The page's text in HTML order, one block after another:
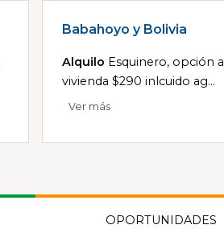
Babahoyo y Bolivia
Alquilo Esquinero, opción a
vivienda $290 inlcuido ag...
Ver más
OPORTUNIDADES